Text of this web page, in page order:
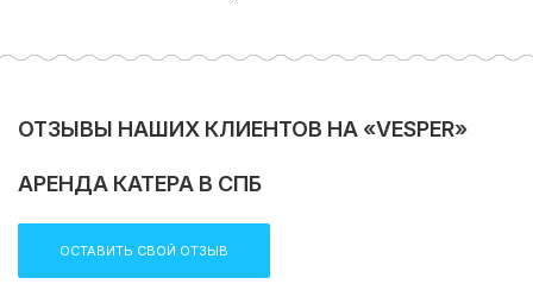
ОТЗЫВЫ НАШИХ КЛИЕНТОВ НА «VESPER»
АРЕНДА КАТЕРА В СПБ
ОСТАВИТЬ СВОЙ ОТЗЫВ